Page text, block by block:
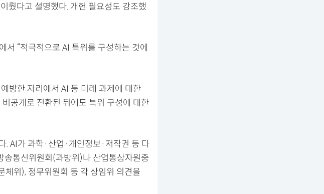
뤘다고 설명했다. 개헌 필요성도 강조했
“적극적으로 AI 특위를 구성하는 것에
방한 자리에서 AI 등 미래 과제에 대한
공개로 전환된 뒤에도 특위 구성에 대한
. AI가 과학·산업·개인정보·저작권 등 다
송통신위원회(과방위)나 산업통상자원중
위), 정무위원회 등 각 상임위 의견을